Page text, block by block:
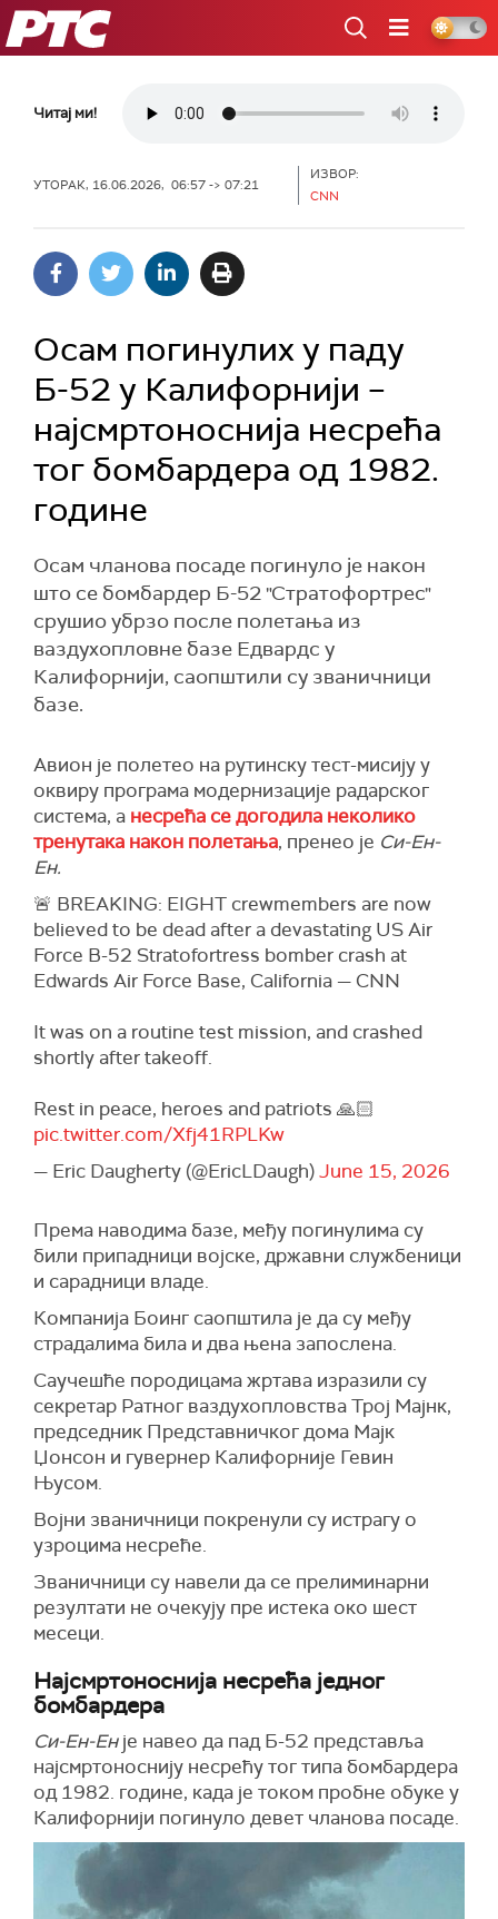
РТС
Читај ми!
УТОРАК, 16.06.2026, 06:57 -> 07:21
ИЗВОР:
CNN
Осам погинулих у паду
Б-52 у Калифорнији –
најсмртоноснија несрећа
тог бомбардера од 1982.
године
Осам чланова посаде погинуло је након
што се бомбардер Б-52 "Стратофортрес"
срушио убрзо после полетања из
ваздухопловне базе Едвардс у
Калифорнији, саопштили су званичници
базе.
Авион је полетео на рутинску тест-мисију у
оквиру програма модернизације радарског
система, а несрећа се догодила неколико
тренутака након полетања, пренео је Си-Ен-
Ен.
🚨 BREAKING: EIGHT crewmembers are now
believed to be dead after a devastating US Air
Force B-52 Stratofortress bomber crash at
Edwards Air Force Base, California — CNN
It was on a routine test mission, and crashed
shortly after takeoff.
Rest in peace, heroes and patriots 🙏🏻
pic.twitter.com/Xfj41RPLKw
— Eric Daugherty (@EricLDaugh)June 15, 2026
Према наводима базе, међу погинулима су
били припадници војске, државни службеници
и сарадници владе.
Компанија Боинг саопштила је да су међу
страдалима била и два њена запослена.
Саучешће породицама жртава изразили су
секретар Ратног ваздухопловства Трој Мајнк,
председник Представничког дома Мајк
Џонсон и гувернер Калифорније Гевин
Њусом.
Војни званичници покренули су истрагу о
узроцима несреће.
Званичници су навели да се прелиминарни
резултати не очекују пре истека око шест
месеци.
Најсмртоноснија несрећа једног
бомбардера
Си-Ен-Енје навео да пад Б-52 представља
најсмртоноснију несрећу тог типа бомбардера
од 1982. године, када је током пробне обуке у
Калифорнији погинуло девет чланова посаде.